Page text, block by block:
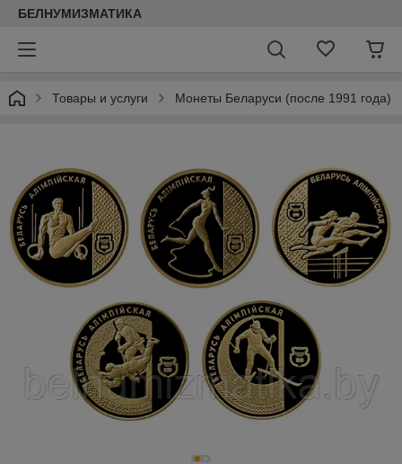
БЕЛНУМИЗМАТИКА
Товары и услуги Монеты Беларуси (после 1991 года)